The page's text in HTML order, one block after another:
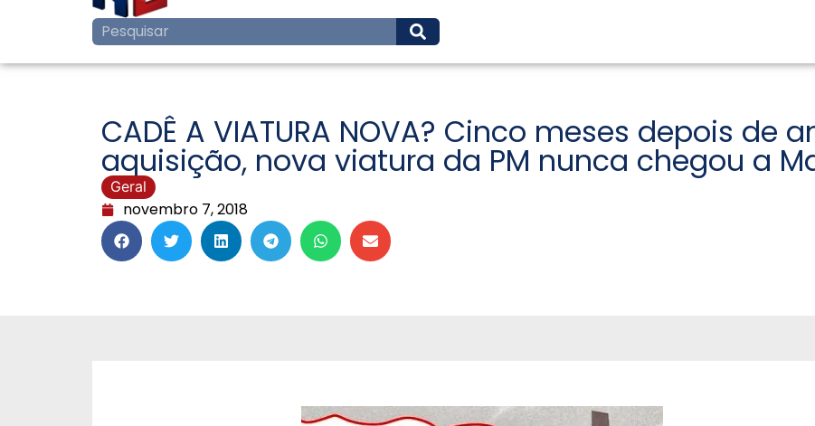
CADÊ A VIATURA NOVA? Cinco meses depois de
aquisição, nova viatura da PM nunca chegou a
Geral
novembro 7, 2018